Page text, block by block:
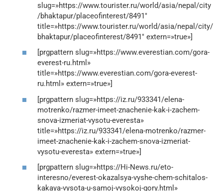
slug=»https://www.tourister.ru/world/asia/nepal/city
/bhaktapur/placeofinterest/8491″
title=»https://www.tourister.ru/world/asia/nepal/city/
bhaktapur/placeofinterest/8491″ extern=»true»]
[prgpattern slug=»https://www.everestian.com/gora-
everest-ru.html»
title=»https://www.everestian.com/gora-everest-
ru.html» extern=»true»]
[prgpattern slug=»https://iz.ru/933341/elena-
motrenko/razmer-imeet-znachenie-kak-i-zachem-
snova-izmeriat-vysotu-everesta»
title=»https://iz.ru/933341/elena-motrenko/razmer-
imeet-znachenie-kak-i-zachem-snova-izmeriat-
vysotu-everesta» extern=»true»]
[prgpattern slug=»https://Hi-News.ru/eto-
interesno/everest-okazalsya-vyshe-chem-schitalos-
kakaya-vysota-u-samoj-vysokoj-gory.html»